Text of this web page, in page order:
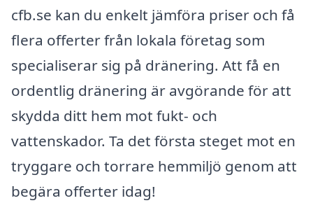
cfb.se kan du enkelt jämföra priser och få
flera offerter från lokala företag som
specialiserar sig på dränering. Att få en
ordentlig dränering är avgörande för att
skydda ditt hem mot fukt- och
vattenskador. Ta det första steget mot en
tryggare och torrare hemmiljö genom att
begära offerter idag!